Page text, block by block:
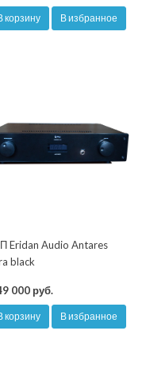
корзину В избранное
Eridan Audio Antares
black
000 руб.
корзину В избранное